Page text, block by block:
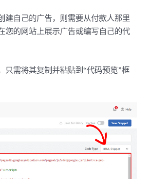
建自己的广告，则需要从付款人那里
您的网站上展示广告或编写自己的代
只需将其复制并粘贴到“代码预览”框